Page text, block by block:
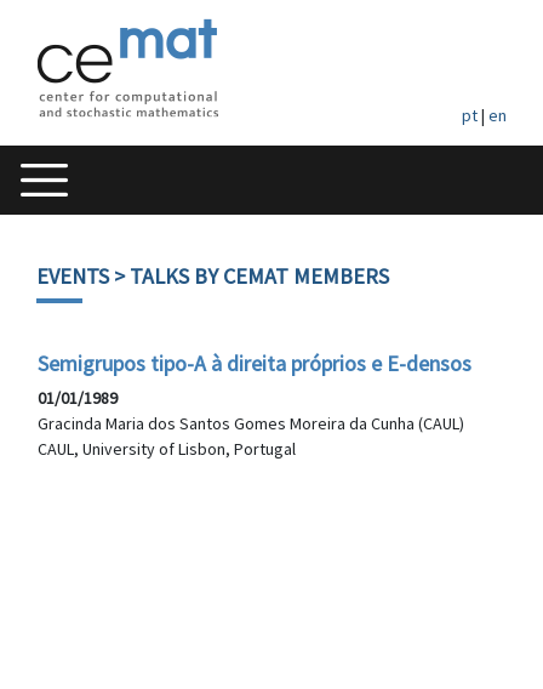
pt| en
EVENTS> TALKS BY CEMAT MEMBERS
Semigrupos tipo-A à direita próprios e E-densos
01/01/1989
Gracinda Maria dos Santos Gomes Moreira da Cunha (CAUL)
CAUL, University of Lisbon, Portugal